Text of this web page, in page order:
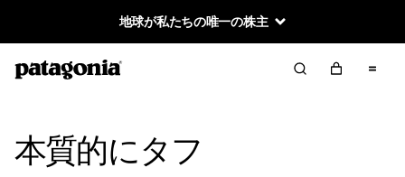
地球が私たちの唯一の株主
本質的にタフ